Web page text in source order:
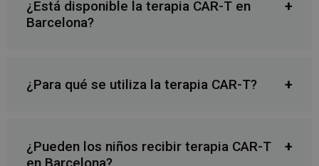
¿Está disponible la terapia CAR-T en
Barcelona?
¿Para qué se utiliza la terapia CAR-T?
¿Pueden los niños recibir terapia CAR-T